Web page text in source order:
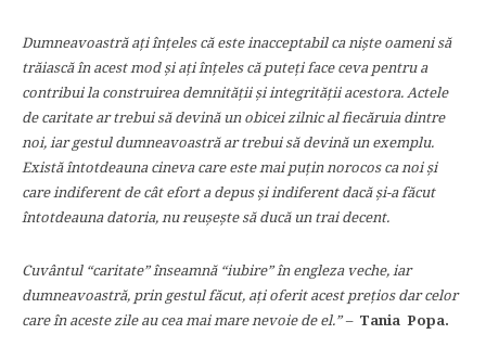
Dumneavoastră ați înțeles că este inacceptabil ca niște oameni să
trăiască în acest mod și ați înțeles că puteți face ceva pentru a
contribui la construirea demnității și integrității acestora. Actele
de caritate ar trebui să devină un obicei zilnic al fiecăruia dintre
noi, iar gestul dumneavoastră ar trebui să devină un exemplu.
Există întotdeauna cineva care este mai puțin norocos ca noi și
care indiferent de cât efort a depus și indiferent dacă și-a făcut
întotdeauna datoria, nu reușește să ducă un trai decent.
Cuvântul “caritate” înseamnă “iubire” în engleza veche, iar
dumneavoastră, prin gestul făcut, ați oferit acest prețios dar celor
care în aceste zile au cea mai mare nevoie de el.” – Tania Popa.